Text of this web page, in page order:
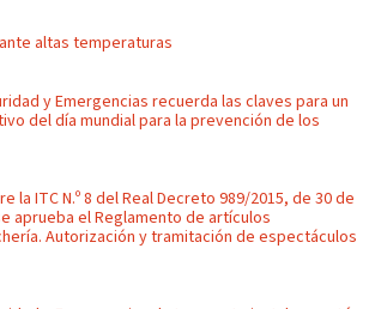
altas temperaturas
y Emergencias recuerda las claves para un
del día mundial para la prevención de los
la ITC N.º 8 del Real Decreto 989/2015, de 30 de
aprueba el Reglamento de artículos
Autorización y tramitación de espectáculos